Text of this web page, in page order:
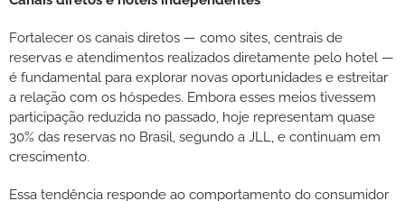
Fortalecer os canais diretos — como sites, centrais de
reservas e atendimentos realizados diretamente pelo hotel —
é fundamental para explorar novas oportunidades e estreitar
a relação com os hóspedes. Embora esses meios tivessem
participação reduzida no passado, hoje representam quase
30% das reservas no Brasil, segundo a JLL, e continuam em
crescimento.
Essa tendência responde ao comportamento do consumidor